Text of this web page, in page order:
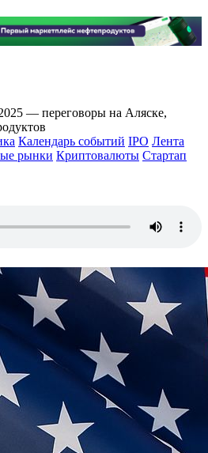
— переговоры на Аляске,
Календарь событий IPO Лента
рынки Криптовалюты Стартап